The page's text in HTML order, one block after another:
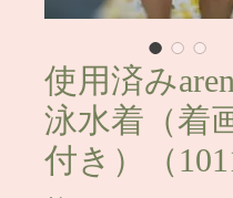
使用済み
泳水着（着
付き）（